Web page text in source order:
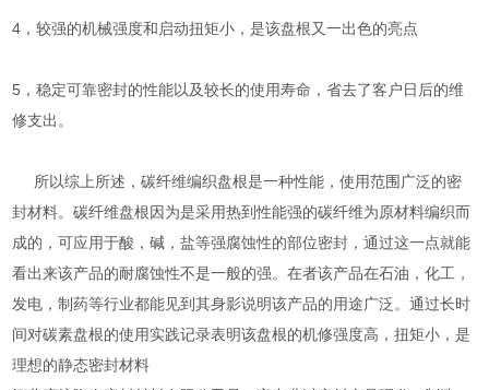
4，较强的机械强度和启动扭矩小，是该盘根又一出色的亮点
5，稳定可靠密封的性能以及较长的使用寿命，省去了客户日后的维
修支出。
所以综上所述，碳纤维编织盘根是一种性能，使用范围广泛的密
封材料。碳纤维盘根因为是采用热到性能强的碳纤维为原材料编织而
成的，可应用于酸，碱，盐等强腐蚀性的部位密封，通过这一点就能
看出来该产品的耐腐蚀性不是一般的强。在者该产品在石油，化工，
发电，制药等行业都能见到其身影说明该产品的用途广泛。通过长时
间对碳素盘根的使用实践记录表明该盘根的机修强度高，扭矩小，是
理想的静态密封材料